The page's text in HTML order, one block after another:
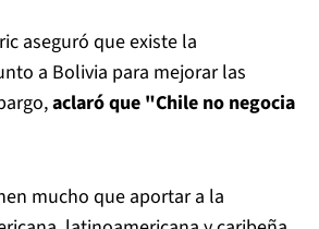
aseguró que existe la
a Bolivia para mejorar las
aclaró que "Chile no negocia
mucho que aportar a la